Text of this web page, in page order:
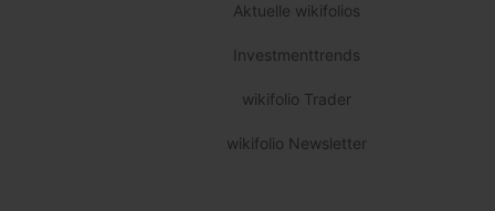
Aktuelle wikifolios
Investmenttrends
wikifolio Trader
wikifolio Newsletter